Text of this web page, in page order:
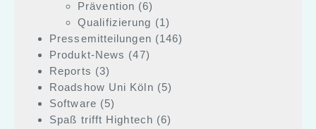
Prävention (6)
Qualifizierung (1)
Pressemitteilungen (146)
Produkt-News (47)
Reports (3)
Roadshow Uni Köln (5)
Software (5)
Spaß trifft Hightech (6)